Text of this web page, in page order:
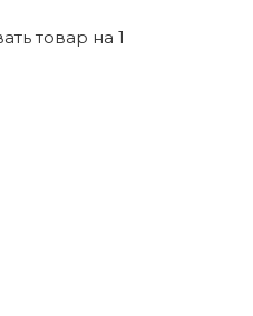
товар на 1